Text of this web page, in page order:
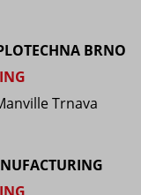
BRNO
Trnava